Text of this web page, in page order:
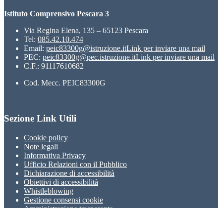
Istituto Comprensivo Pescara 3
Via Regina Elena, 135 – 65123 Pescara
Tel: 085.42.10.474
Email: peic83300g@istruzione.itLink per inviare una mail
PEC: peic83300g@pec.istruzione.itLink per inviare una mail
C.F.: 91117610682
Cod. Mecc. PEIC83300G
Sezione Link Utili
Cookie policy
Note legali
Informativa Privacy
Ufficio Relazioni con il Pubblico
Dichiarazione di accessibilità
Obiettivi di accessibilità
Whistleblowing
Gestione consensi cookie